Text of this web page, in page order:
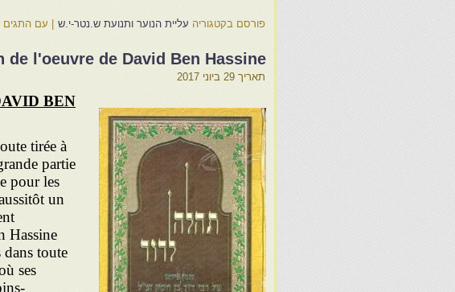
פורסם בקטגוריה עליית הנוער ותנועת ש.נטר-י.ש עם התגים
de l'oeuvre de David Ben Hassine
תאריך 29 ביוני 2017
BEN
tirée à
partie
pour les
un
Hassine
dans toute
ses